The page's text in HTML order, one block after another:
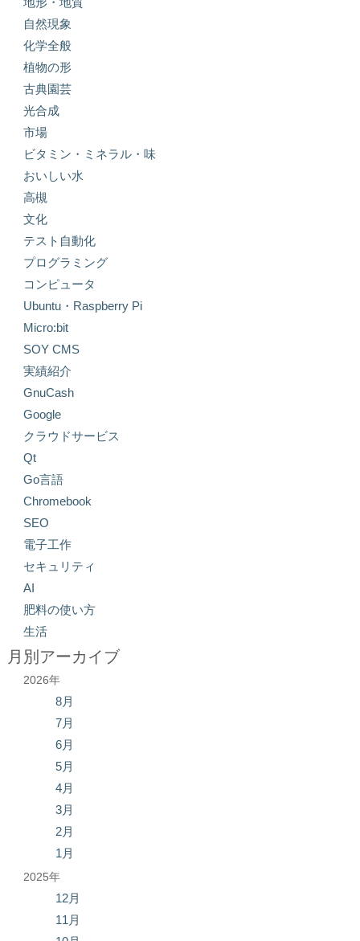
自然現象
化学全般
植物の形
古典園芸
光合成
市場
ビタミン・ミネラル・味
おいしい水
高槻
文化
テスト自動化
プログラミング
コンピュータ
Ubuntu・Raspberry Pi
Micro:bit
SOY CMS
実績紹介
GnuCash
Google
クラウドサービス
Qt
Go言語
Chromebook
SEO
電子工作
セキュリティ
AI
肥料の使い方
生活
月別アーカイブ
2026年
8月
7月
6月
5月
4月
3月
2月
1月
2025年
12月
11月